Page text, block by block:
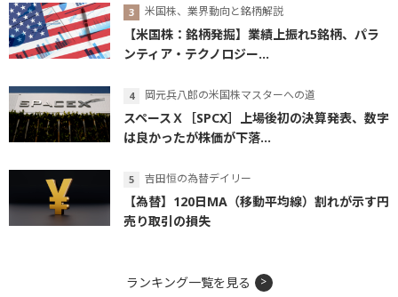
米国株、業界動向と銘柄解説
【米国株：銘柄発掘】業績上振れ5銘柄、パラ
ンティア・テクノロジー...
岡元兵八郎の米国株マスターへの道
スペースＸ［SPCX］上場後初の決算発表、数字
は良かったが株価が下落...
吉田恒の為替デイリー
【為替】120日MA（移動平均線）割れが示す円
売り取引の損失
ランキング一覧を見る